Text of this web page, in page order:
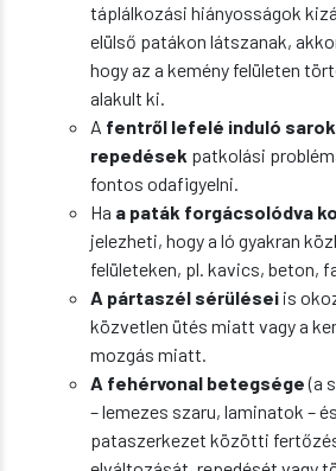
táplálkozási hiányosságok
elülső patákon látszanak,
hogy az a kemény felületen
alakult ki.
A fentről lefelé induló
repedések patkolási
fontos odafigyelni.
Ha a paták forgácsolódva
jelezheti, hogy a ló gyakran
felületeken, pl. kavics, beton,
A pártaszél sérülései is
közvetlen ütés miatt vagy a
mozgás miatt.
A fehérvonal betegsége(a
– lemezes szaru, laminatok –
pataszerkezet közötti